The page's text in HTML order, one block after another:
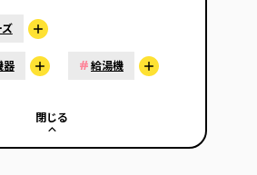
器 #給湯機
閉じる